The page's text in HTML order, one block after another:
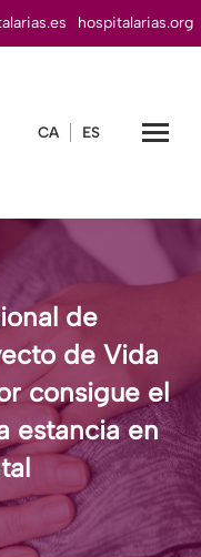
hospitalarias.org
CA ES
de
de Vida
consigue el
estancia en